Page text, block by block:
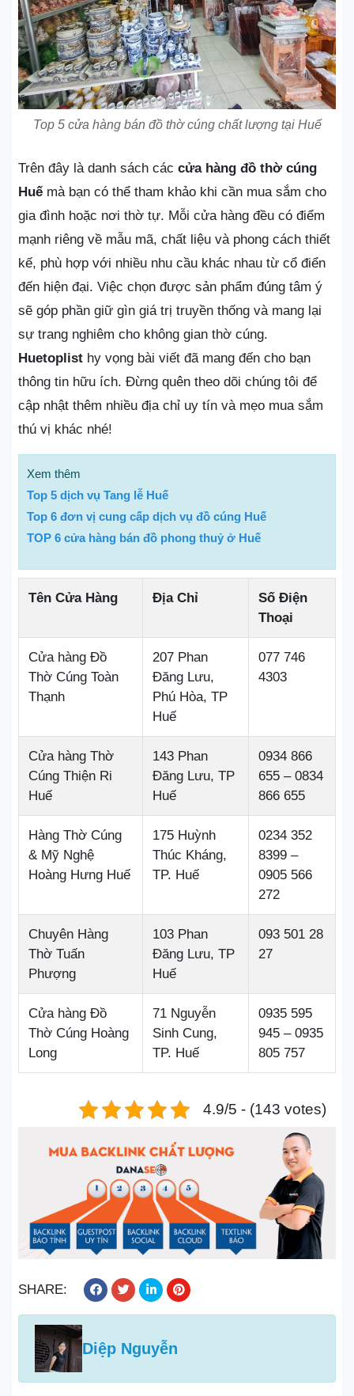
Top 5 cửa hàng bán đồ thờ cúng chất lượng tại Huế
Trên đây là danh sách các cửa hàng đồ thờ cúng
Huếmà bạn có thể tham khảo khi cần mua sắm cho
gia đình hoặc nơi thờ tự. Mỗi cửa hàng đều có điểm
mạnh riêng về mẫu mã, chất liệu và phong cách thiết
kế, phù hợp với nhiều nhu cầu khác nhau từ cổ điển
đến hiện đại. Việc chọn được sản phẩm đúng tâm ý
sẽ góp phần giữ gìn giá trị truyền thống và mang lại
sự trang nghiêm cho không gian thờ cúng.
Huetoplist hy vọng bài viết đã mang đến cho bạn
thông tin hữu ích. Đừng quên theo dõi chúng tôi để
cập nhật thêm nhiều địa chỉ uy tín và mẹo mua sắm
thú vị khác nhé!
Xem thêm
Top 5 dịch vụ Tang lễ Huế
Top 6 đơn vị cung cấp dịch vụ đồ cúng Huế
TOP 6 cửa hàng bán đồ phong thuỷ ở Huế
Tên Cửa Hàng Địa Chỉ
Số Điện
Thoại
Cửa hàng Đồ
Thờ Cúng Toàn
Thạnh
207 Phan
Đăng Lưu,
Phú Hòa, TP
Huế
077 746
4303
Cửa hàng Thờ
Cúng Thiện Ri
Huế
143 Phan
Đăng Lưu, TP
Huế
0934 866
655 – 0834
866 655
Hàng Thờ Cúng
& Mỹ Nghệ
Hoàng Hưng Huế
175 Huỳnh
Thúc Kháng,
TP. Huế
0234 352
8399 –
0905 566
272
Chuyên Hàng
Thờ Tuấn
Phượng
103 Phan
Đăng Lưu, TP
Huế
093 501 28
27
Cửa hàng Đồ
Thờ Cúng Hoàng
Long
71 Nguyễn
Sinh Cung,
TP. Huế
0935 595
945 – 0935
805 757
4.9/5 - (143 votes)
SHARE:
Diệp Nguyễn